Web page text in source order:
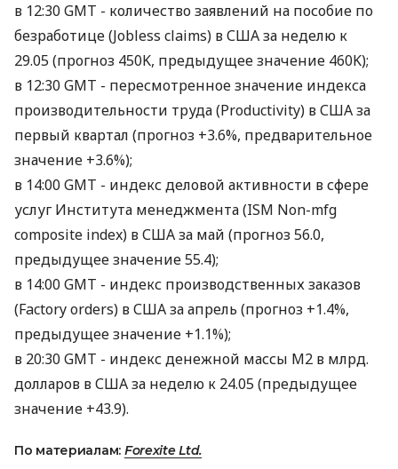
в 12:30 GMT - количество заявлений на пособие по
безработице (Jobless claims) в США за неделю к
29.05 (прогноз 450K, предыдущее значение 460K);
в 12:30 GMT - пересмотренное значение индекса
производительности труда (Productivity) в США за
первый квартал (прогноз +3.6%, предварительное
значение +3.6%);
в 14:00 GMT - индекс деловой активности в сфере
услуг Института менеджмента (ISM Non-mfg
composite index) в США за май (прогноз 56.0,
предыдущее значение 55.4);
в 14:00 GMT - индекс производственных заказов
(Factory orders) в США за апрель (прогноз +1.4%,
предыдущее значение +1.1%);
в 20:30 GMT - индекс денежной массы М2 в млрд.
долларов в США за неделю к 24.05 (предыдущее
значение +43.9).
По материалам: Forexite Ltd.